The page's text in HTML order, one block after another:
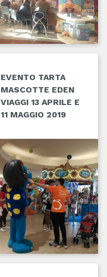
EVENTO TARTA
MASCOTTE EDEN
VIAGGI 13 APRILE E
11 MAGGIO 2019